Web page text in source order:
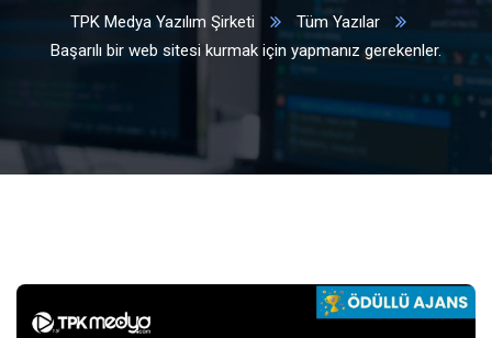
TPK Medya Yazılım Şirketi
Tüm Yazılar
Başarılı bir web sitesi kurmak için yapmanız gerekenler.